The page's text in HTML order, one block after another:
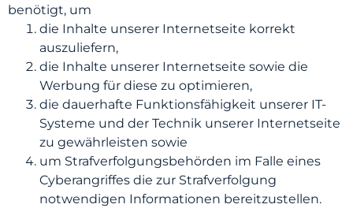
benötigt, um
die Inhalte unserer Internetseite korrekt
auszuliefern,
die Inhalte unserer Internetseite sowie die
Werbung für diese zu optimieren,
die dauerhafte Funktionsfähigkeit unserer IT-
Systeme und der Technik unserer Internetseite
zu gewährleisten sowie
um Strafverfolgungsbehörden im Falle eines
Cyberangriffes die zur Strafverfolgung
notwendigen Informationen bereitzustellen.